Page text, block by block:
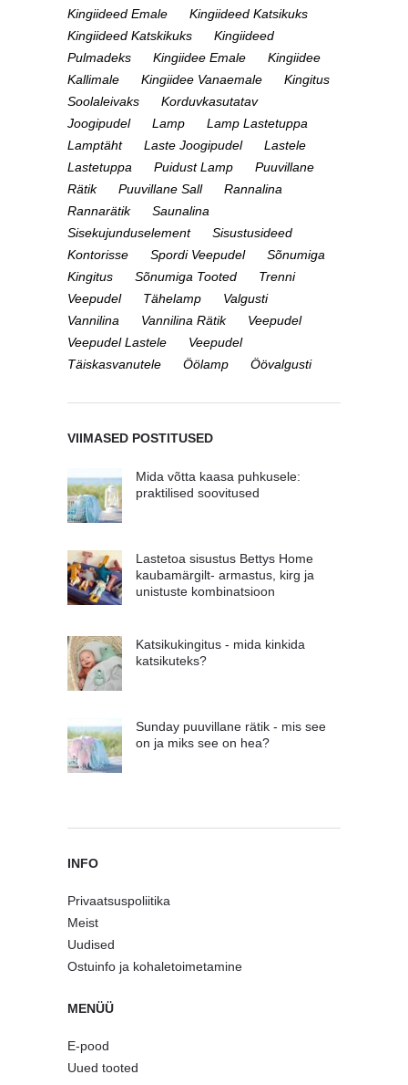
Kingiideed Emale
Kingiideed Katsikuks
Kingiideed Katskikuks
Kingiideed
Pulmadeks
Kingiidee Emale
Kingiidee
Kallimale
Kingiidee Vanaemale
Kingitus
Soolaleivaks
Korduvkasutatav
Joogipudel
Lamp
Lamp Lastetuppa
Lamptäht
Laste Joogipudel
Lastele
Lastetuppa
Puidust Lamp
Puuvillane
Rätik
Puuvillane Sall
Rannalina
Rannarätik
Saunalina
Sisekujunduselement
Sisustusideed
Kontorisse
Spordi Veepudel
Sõnumiga
Kingitus
Sõnumiga Tooted
Trenni
Veepudel
Tähelamp
Valgusti
Vannilina
Vannilina Rätik
Veepudel
Veepudel Lastele
Veepudel
Täiskasvanutele
Öölamp Öövalgusti
VIIMASED POSTITUSED
Mida võtta kaasa puhkusele:
praktilised soovitused
Lastetoa sisustus Bettys Home
kaubamärgilt- armastus, kirg ja
unistuste kombinatsioon
Katsikukingitus - mida kinkida
katsikuteks?
Sunday puuvillane rätik - mis see
on ja miks see on hea?
INFO
Privaatsuspoliitika
Meist
Uudised
Ostuinfo ja kohaletoimetamine
MENÜÜ
E-pood
Uued tooted